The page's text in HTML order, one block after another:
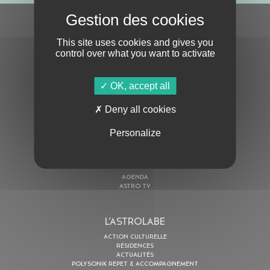
AGENDA
ASTRO TV
L’ASTROLABE
ACTION CULTURELLE
RÉSIDENCES
ACTUALITÉS
POLYSONIK REPET & ACCOMPAGNEMENT
This site uses cookies and gives you
control over what you want to activate
OK, accept all
Deny all cookies
Personalize